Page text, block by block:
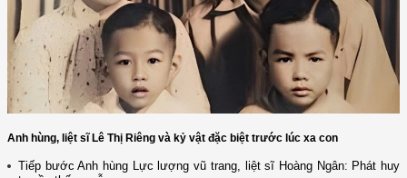
Anh hùng, liệt sĩ Lê Thị Riêng và kỷ vật đặc biệt trước lúc xa con
Tiếp bước Anh hùng Lực lượng vũ trang, liệt sĩ Hoàng Ngân: Phát huy